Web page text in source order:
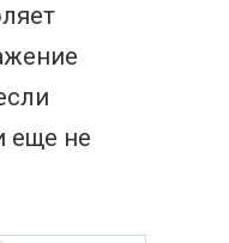
еще не